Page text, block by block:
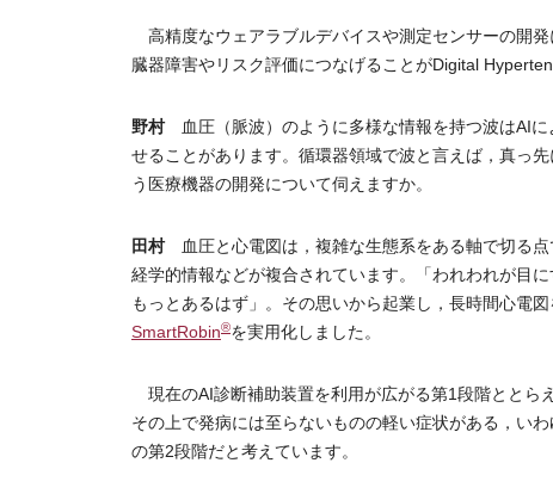
高精度なウェアラブルデバイスや測定センサーの開
臓器障害やリスク評価につなげることがDigital
野村血圧（脈波）のように多様な情報を持つ波はAIに
せることがあります。循環器領域で波と言えば，真っ
う医療機器の開発について伺えますか。
田村血圧と心電図は，複雑な生態系をある軸で切る点
経学的情報などが複合されています。「われわれが目
もっとあるはず」。その思いから起業し，長時間心電
SmartRobin®を実用化しました。
現在のAI診断補助装置を利用が広がる第1段階ととら
その上で発病には至らないものの軽い症状がある，い
の第2段階だと考えています。